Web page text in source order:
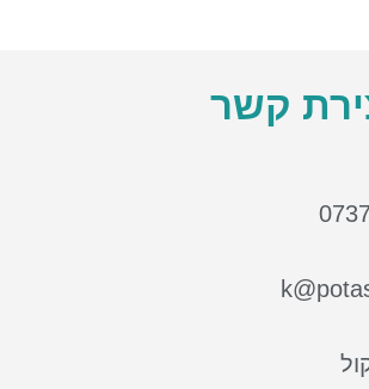
קשר